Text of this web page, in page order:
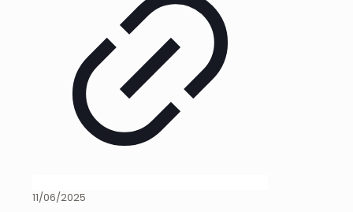
11/06/2025